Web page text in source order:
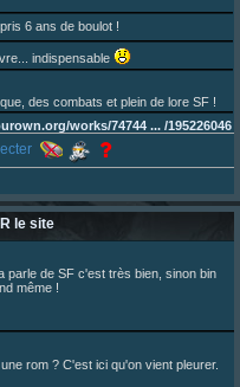
e
6 ans de boulot !
indispensable
des combats et plein de lore SF !
works/74744 ... /195226046
ma dernière fic.
status/20 ... 8820352079
gens !
figurine !
!
le site
parle de SF c'est très bien, sinon bin
même !
rom ? C'est ici qu'on vient pleurer.